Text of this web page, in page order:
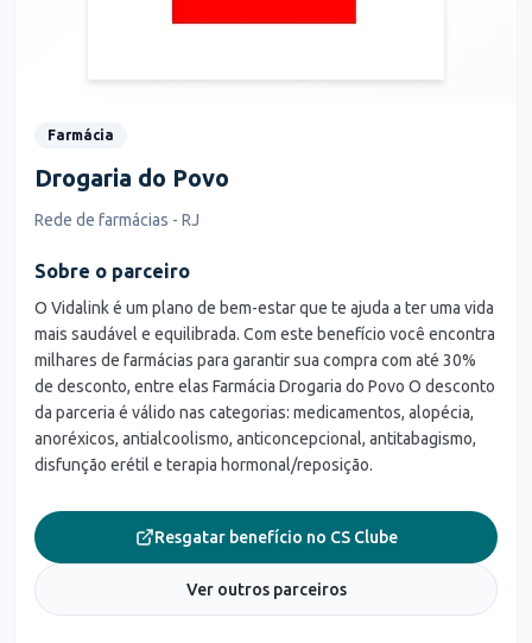
Farmácia
Drogaria do Povo
Rede de farmácias - RJ
Sobre o parceiro
O Vidalink é um plano de bem-estar que te ajuda a ter uma vida
mais saudável e equilibrada. Com este benefício você encontra
milhares de farmácias para garantir sua compra com até 30%
de desconto, entre elas Farmácia Drogaria do Povo O desconto
da parceria é válido nas categorias: medicamentos, alopécia,
anoréxicos, antialcoolismo, anticoncepcional, antitabagismo,
disfunção erétil e terapia hormonal/reposição.
Resgatar benefício no CS Clube
Ver outros parceiros